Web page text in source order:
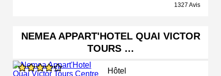
1327 Avis
NEMEA APPART'HOTEL QUAI VICTOR
TOURS …
Hôtel